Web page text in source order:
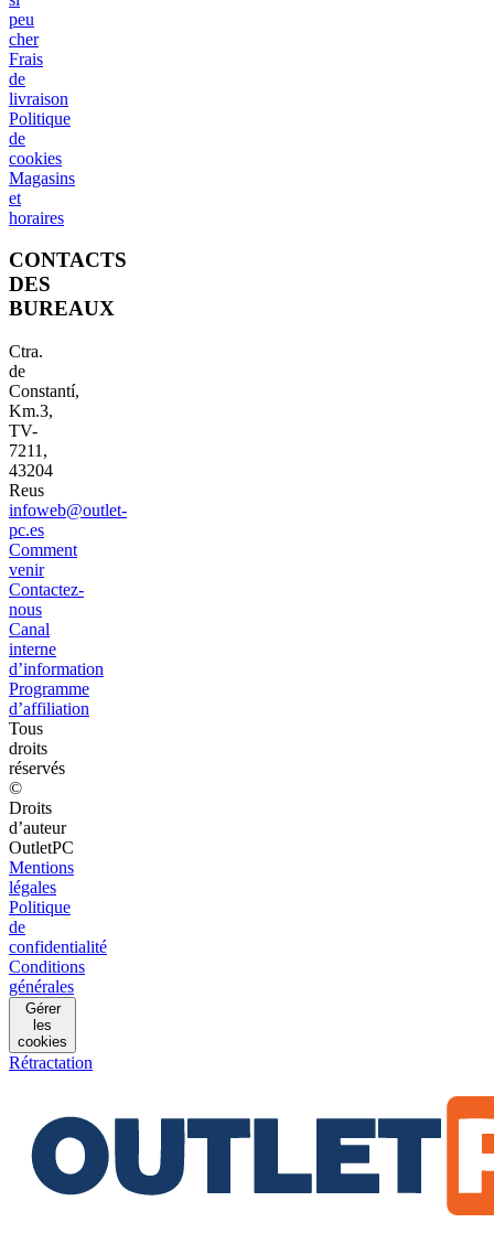
peu
cher
Frais
de
livraison
Politique
de
cookies
Magasins
et
horaires
CONTACTS
DES
BUREAUX
Ctra.
de
Constantí,
Km.3,
TV-
7211,
43204
Reus
infoweb@outlet-
pc.es
Comment
venir
Contactez-
nous
Canal
interne
d’information
Programme
d’affiliation
Tous
droits
réservés
©
Droits
d’auteur
OutletPC
Mentions
légales
Politique
de
confidentialité
Conditions
générales
Gérer
les
cookies
Rétractation